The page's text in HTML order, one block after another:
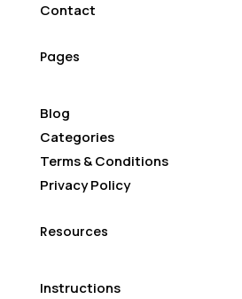
Contact
Pages
Blog
Categories
Terms & Conditions
Privacy Policy
Resources
Instructions